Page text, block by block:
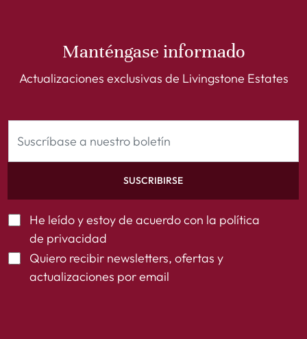
Manténgase informado
Actualizaciones exclusivas de Livingstone Estates
SUSCRIBIRSE
He leído y estoy de acuerdo con la política
de privacidad
Quiero recibir newsletters, ofertas y
actualizaciones por email